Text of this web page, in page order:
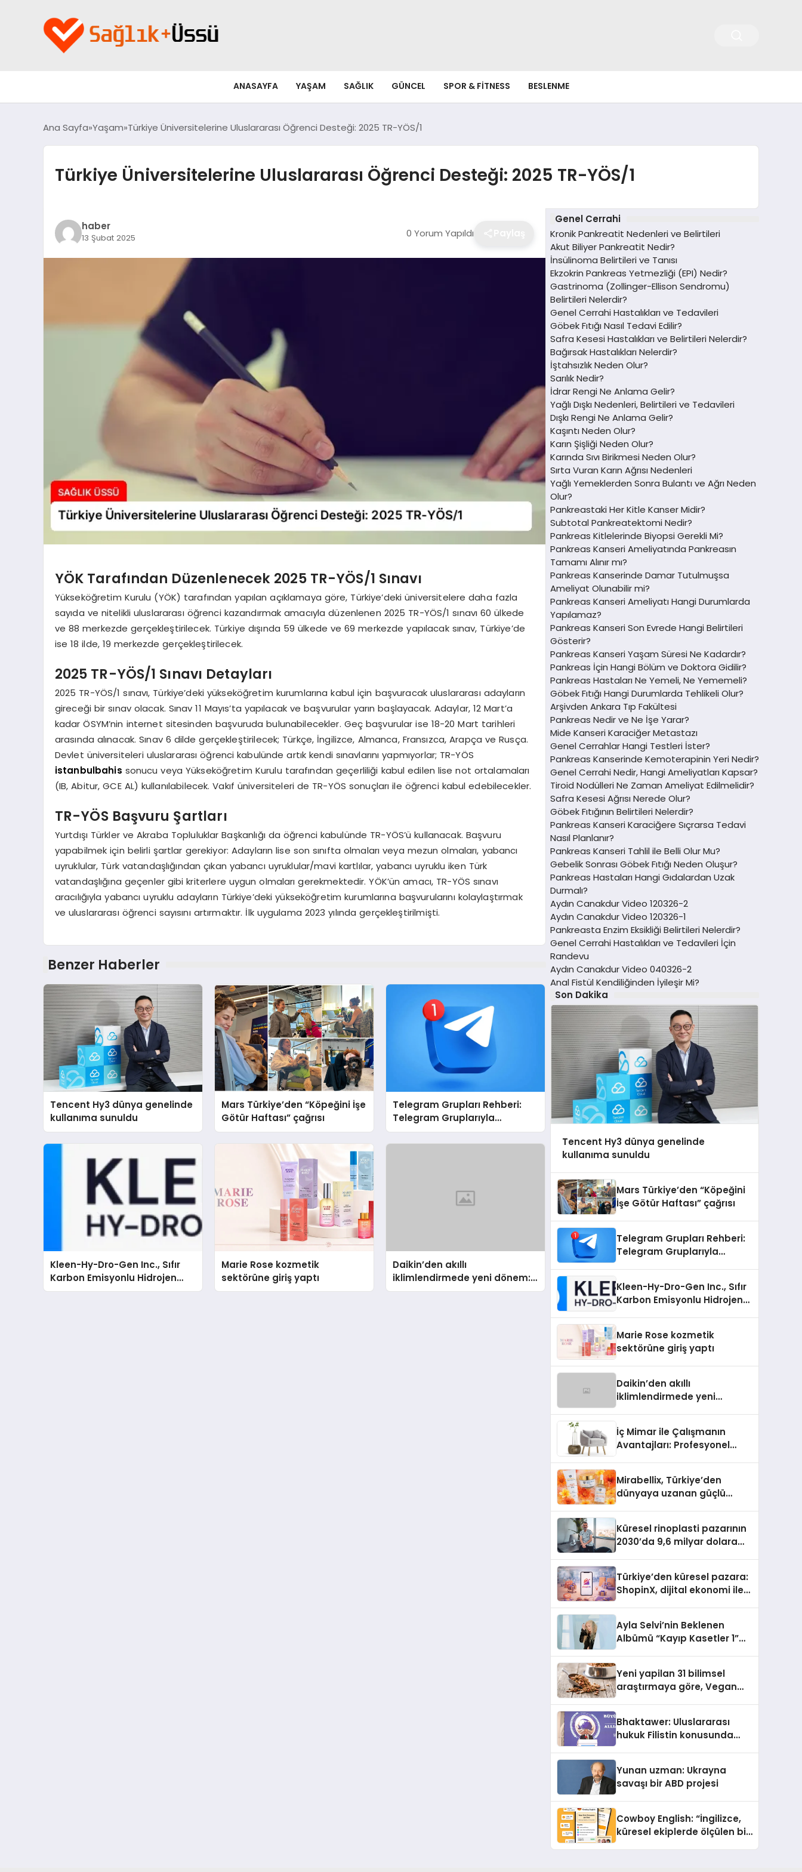
ANASAYFA YAŞAM SAĞLIK GÜNCEL SPOR & FITNESS BESLENME
Ana Sayfa Yaşam Türkiye Üniversitelerine Uluslararası Öğrenci Desteği: 2025 TR-YÖS/1
Türkiye Üniversitelerine Uluslararası Öğrenci Desteği: 2025 TR-YÖS/1
haber
13 Şubat 2025 0 Yorum Yapıldı
YÖK Tarafından Düzenlenecek 2025 TR-YÖS/1 Sınavı
Yükseköğretim Kurulu (YÖK) tarafından yapılan açıklamaya göre, Türkiye’deki üniversitelere daha fazla
sayıda ve nitelikli uluslararası öğrenci kazandırmak amacıyla düzenlenen 2025 TR-YÖS/1 sınavı 60 ülkede
ve 88 merkezde gerçekleştirilecek. Türkiye dışında 59 ülkede ve 69 merkezde yapılacak sınav, Türkiye’de
ise 18 ilde, 19 merkezde gerçekleştirilecek.
2025 TR-YÖS/1 Sınavı Detayları
2025 TR-YÖS/1 sınavı, Türkiye’deki yükseköğretim kurumlarına kabul için başvuracak uluslararası adayların
gireceği bir sınav olacak. Sınav 11 Mayıs’ta yapılacak ve başvurular yarın başlayacak. Adaylar, 12 Mart’a
kadar ÖSYM’nin internet sitesinden başvuruda bulunabilecekler. Geç başvurular ise 18-20 Mart tarihleri
arasında alınacak. Sınav 6 dilde gerçekleştirilecek; Türkçe, İngilizce, Almanca, Fransızca, Arapça ve Rusça.
Devlet üniversiteleri uluslararası öğrenci kabulünde artık kendi sınavlarını yapmıyorlar; TR-YÖS
istanbulbahis sonucu veya Yükseköğretim Kurulu tarafından geçerliliği kabul edilen lise not ortalamaları
(IB, Abitur, GCE AL) kullanılabilecek. Vakıf üniversiteleri de TR-YÖS sonuçları ile öğrenci kabul edebilecekler.
TR-YÖS Başvuru Şartları
Yurtdışı Türkler ve Akraba Topluluklar Başkanlığı da öğrenci kabulünde TR-YÖS’ü kullanacak. Başvuru
yapabilmek için belirli şartlar gerekiyor: Adayların lise son sınıfta olmaları veya mezun olmaları, yabancı
uyruklular, Türk vatandaşlığından çıkan yabancı uyruklular/mavi kartlılar, yabancı uyruklu iken Türk
vatandaşlığına geçenler gibi kriterlere uygun olmaları gerekmektedir. YÖK’ün amacı, TR-YÖS sınavı
aracılığıyla yabancı uyruklu adayların Türkiye’deki yükseköğretim kurumlarına başvurularını kolaylaştırmak
ve uluslararası öğrenci sayısını artırmaktır. İlk uygulama 2023 yılında gerçekleştirilmişti.
Benzer Haberler
Tencent Hy3 dünya genelinde
kullanıma sunuldu
Mars Türkiye’den “Köpeğini İşe
Götür Haftası” çağrısı
Telegram Grupları Rehberi:
Telegram Gruplarıyla
Markanızı veya Topluluğunuzu
Tanıtın
Kleen-Hy-Dro-Gen Inc., Sıfır
Karbon Emisyonlu Hidrojen
Isıtma Teknolojisinde ISO ve
Marie Rose kozmetik
sektörüne giriş yaptı
Daikin’den akıllı
iklimlendirmede yeni dönem:
Madoka Plus Türkiye’de
Genel Cerrahi
Kronik Pankreatit Nedenleri ve Belirtileri
Akut Biliyer Pankreatit Nedir?
İnsülinoma Belirtileri ve Tanısı
Ekzokrin Pankreas Yetmezliği (EPI) Nedir?
Gastrinoma (Zollinger-Ellison Sendromu)
Belirtileri Nelerdir?
Genel Cerrahi Hastalıkları ve Tedavileri
Göbek Fıtığı Nasıl Tedavi Edilir?
Safra Kesesi Hastalıkları ve Belirtileri Nelerdir?
Bağırsak Hastalıkları Nelerdir?
İştahsızlık Neden Olur?
Sarılık Nedir?
İdrar Rengi Ne Anlama Gelir?
Yağlı Dışkı Nedenleri, Belirtileri ve Tedavileri
Dışkı Rengi Ne Anlama Gelir?
Kaşıntı Neden Olur?
Karın Şişliği Neden Olur?
Karında Sıvı Birikmesi Neden Olur?
Sırta Vuran Karın Ağrısı Nedenleri
Yağlı Yemeklerden Sonra Bulantı ve Ağrı Neden
Olur?
Pankreastaki Her Kitle Kanser Midir?
Subtotal Pankreatektomi Nedir?
Pankreas Kitlelerinde Biyopsi Gerekli Mi?
Pankreas Kanseri Ameliyatında Pankreasın
Tamamı Alınır mı?
Pankreas Kanserinde Damar Tutulmuşsa
Ameliyat Olunabilir mi?
Pankreas Kanseri Ameliyatı Hangi Durumlarda
Yapılamaz?
Pankreas Kanseri Son Evrede Hangi Belirtileri
Gösterir?
Pankreas Kanseri Yaşam Süresi Ne Kadardır?
Pankreas İçin Hangi Bölüm ve Doktora Gidilir?
Pankreas Hastaları Ne Yemeli, Ne Yememeli?
Göbek Fıtığı Hangi Durumlarda Tehlikeli Olur?
Arşivden Ankara Tıp Fakültesi
Pankreas Nedir ve Ne İşe Yarar?
Mide Kanseri Karaciğer Metastazı
Genel Cerrahlar Hangi Testleri İster?
Pankreas Kanserinde Kemoterapinin Yeri Nedir?
Genel Cerrahi Nedir, Hangi Ameliyatları Kapsar?
Tiroid Nodülleri Ne Zaman Ameliyat Edilmelidir?
Safra Kesesi Ağrısı Nerede Olur?
Göbek Fıtığının Belirtileri Nelerdir?
Pankreas Kanseri Karaciğere Sıçrarsa Tedavi
Nasıl Planlanır?
Pankreas Kanseri Tahlil ile Belli Olur Mu?
Gebelik Sonrası Göbek Fıtığı Neden Oluşur?
Pankreas Hastaları Hangi Gıdalardan Uzak
Durmalı?
Aydın Canakdur Video 120326-2
Aydın Canakdur Video 120326-1
Pankreasta Enzim Eksikliği Belirtileri Nelerdir?
Genel Cerrahi Hastalıkları ve Tedavileri İçin
Randevu
Aydın Canakdur Video 040326-2
Anal Fistül Kendiliğinden İyileşir Mi?
Son Dakika
Tencent Hy3 dünya genelinde
kullanıma sunuldu
Mars Türkiye’den “Köpeğini
İşe Götür Haftası” çağrısı
Telegram Grupları Rehberi:
Telegram Gruplarıyla
Kleen-Hy-Dro-Gen Inc., Sıfır
Karbon Emisyonlu Hidrojen
Aldı
Marie Rose kozmetik
sektörüne giriş yaptı
Daikin’den akıllı
iklimlendirmede yeni
İç Mimar ile Çalışmanın
Avantajları: Profesyonel
Mirabellix, Türkiye’den
dünyaya uzanan güçlü
Küresel rinoplasti pazarının
2030’da 9,6 milyar dolara
Türkiye’den küresel pazara:
ShopinX, dijital ekonomi ile
Ayla Selvi’nin Beklenen
Albümü “Kayıp Kasetler 1”
Yeni yapilan 31 bilimsel
araştırmaya göre, Vegan
Sindirildiğini Ortaya Koydu
Bhaktawer: Uluslararası
hukuk Filistin konusunda
Yunan uzman: Ukrayna
savaşı bir ABD projesi
Cowboy English: “İngilizce,
küresel ekiplerde ölçülen bir